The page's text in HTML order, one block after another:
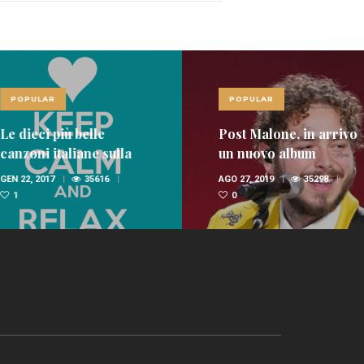
più belle
italiane sulla
35616
POPULAR
Post Malone, in arrivo
un nuovo album
AGO 27, 2019
35298